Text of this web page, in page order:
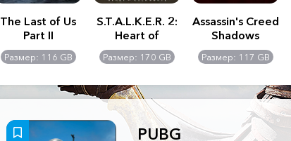
The Last of Us
Part II
Remastered
Размер: 116 GB
S.T.A.L.K.E.R. 2:
Heart of
Chernobyl -
Ultimate Edition
Размер: 170 GB
Assassin's Creed
Shadows
Размер: 117 GB
PUBG